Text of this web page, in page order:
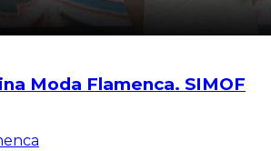
Moda Flamenca. SIMOF